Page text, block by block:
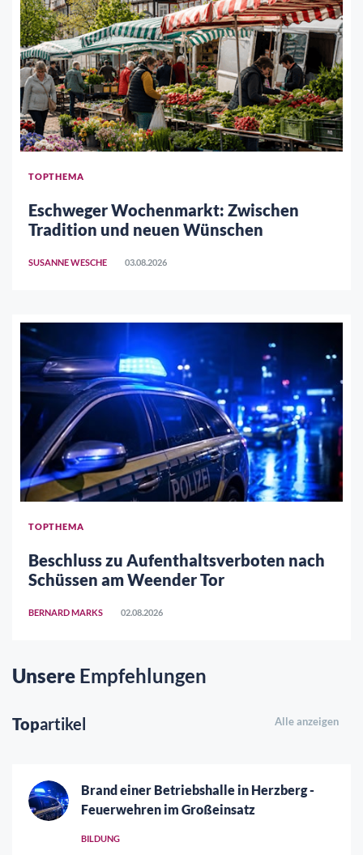
TOPTHEMA
Eschweger Wochenmarkt: Zwischen
Tradition und neuen Wünschen
SUSANNE WESCHE 03.08.2026
TOPTHEMA
Beschluss zu Aufenthaltsverboten nach
Schüssen am Weender Tor
BERNARD MARKS 02.08.2026
Unsere Empfehlungen
Topartikel Alle anzeigen
Brand einer Betriebshalle in Herzberg -
Feuerwehren im Großeinsatz
BILDUNG